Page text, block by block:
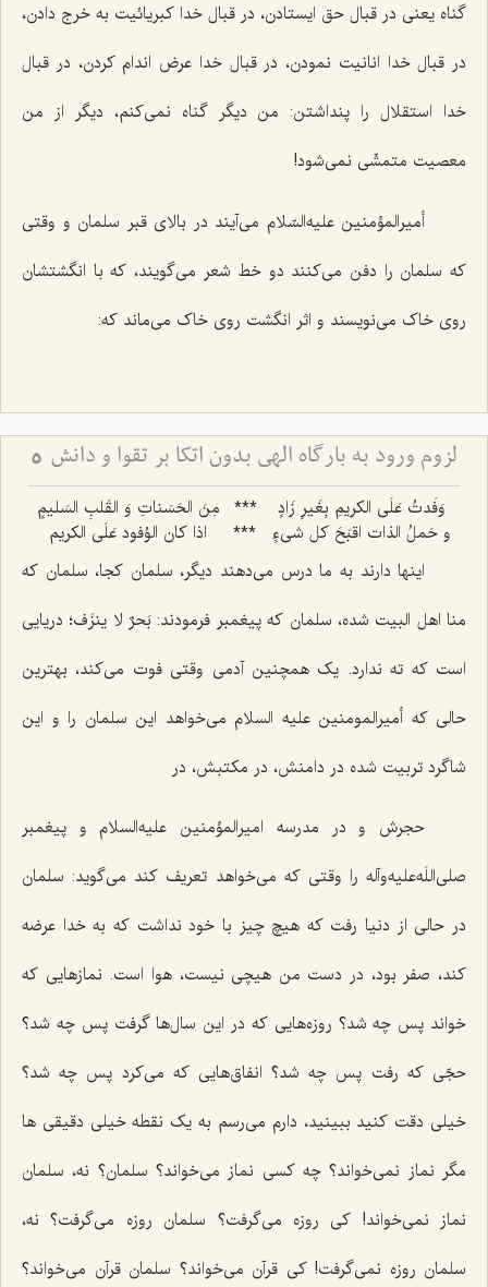
گناه یعنی در قبال حق ایستادن، در قبال خدا کبریائیت به خرج دادن،
در قبال خدا انانیت نمودن، در قبال خدا عرض اندام کردن، در قبال
خدا استقلال را پنداشتن: من دیگر گناه نمی‌کنم، دیگر از من
معصیت متمشّی نمی‌شود!
أمیرالمؤمنین علیه‌السّلام می‌آیند در بالای قبر سلمان و وقتی
که سلمان را دفن می‌کنند دو خط شعر می‌گویند، که با انگشتشان
روی خاک می‌نویسند و اثر انگشت روی خاک می‌ماند که:
لزوم ورود به بارگاه الهی بدون اتکا بر تقوا و دانش 5
وَفَدتُ عَلَی الکریمِ بِغَیرِ زَادٍ *** مِنَ الحَسَناتِ وَ القَلبِ السَلیمٍ‌
و حَملُ الذات اقبَحَ کل شیءٍ
***
اذا کان الوُفود عَلَی الکریم‌
اینها دارند به ما درس می‌دهند دیگر، سلمان کجا، سلمان که
منا اهل البیت شده، سلمان که پیغمبر فرمودند: بَحرٌ لا ینزَف؛ دریایی
است که ته ندارد. یک همچنین آدمی وقتی فوت می‌کند، بهترین
حالی که أمیرالمومنین علیه السلام می‌خواهد این سلمان را و این
شاگرد تربیت شده در دامنش، در مکتبش، در
حجرش و در مدرسه امیرالمؤمنین علیه‌السلام و پیغمبر
صلی‌اللَه‌علیه‌وآله را وقتی که می‌خواهد تعریف کند می‌گوید: سلمان
در حالی از دنیا رفت که هیچ چیز با خود نداشت که به خدا عرضه
کند، صفر بود، در دست من هیچی نیست، هوا است. نمازهایی که
خواند پس چه شد؟ روزه‌هایی که در این سال‌ها گرفت پس چه شد؟
حجّی که رفت پس چه شد؟ انفاق‌هایی که می‌کرد پس چه شد؟
خیلی دقت کنید ببینید، دارم می‌رسم به یک نقطه خیلی دقیقی ها
مگر نماز نمی‌خواند؟ چه کسی نماز می‌خواند؟ سلمان؟ نه، سلمان
نماز نمی‌خواند! کی روزه می‌گرفت؟ سلمان روزه می‌گرفت؟ نه،
سلمان روزه نمی‌گرفت! کی قرآن می‌خواند؟ سلمان قرآن می‌خواند؟